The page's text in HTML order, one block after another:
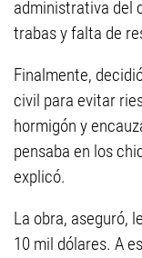
administrativa del
trabas y falta de
Finalmente,
civil para evitar
hormigón y
pensaba en los
explicó.
La obra, aseguró,
10 mil dólares. A